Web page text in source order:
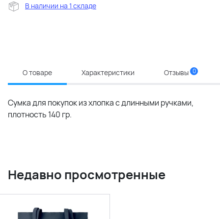
В наличии на 1 складе
О товаре Характеристики Отзывы 0
Сумка для покупок из хлопка с длинными ручками,
плотность 140 гр.
Недавно просмотренные